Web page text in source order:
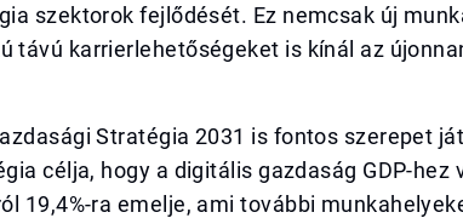
szektorok fejlődését. Ez nemcsak új
távú karrierlehetőségeket is kínál az
Stratégia 2031 is fontos szerepet
célja, hogy a digitális gazdaság GDP-hez
19,4%-ra emelje, ami további